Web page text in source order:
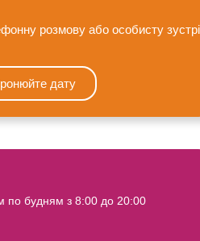
розмову або особисту
дату
по будням з 8:00 до 20:00